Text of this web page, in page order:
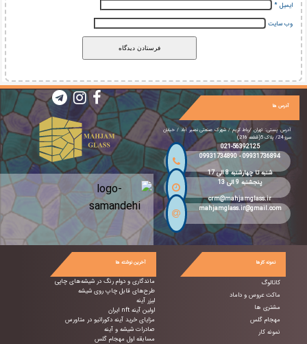
ایمیل*
وب‌ سایت
آخرین نوشته ها
ماندگاری و دوام رنگ در شیشه‌های چاپی
طرح‌های قابل چاپ روی شیشه
لیزر آینه
اولین آینه nft ایران
مزایای خرید آینه دکوراتیو در متاورس
صادرات شیشه و آینه
مسابقه اول مهجام گلس
نمونه کارها
کاتالوگ
ماکت عروس و داماد
مشتری ها
مهجام گلس
نمونه کار
آدرس ها
آدرس پستی: تهران /رباط کریم / شهرک صنعتی نصیر آباد / خیابان
سرو 24/ پلاک 5(قطعه 216)
021-56392125
09931736894
-
09931734890
شنبه تا چهارشنبه 8 الی 17
پنجشنبه 9 الی 13
crm@mahjamglass.ir
mahjamglass.ir@gmail.com